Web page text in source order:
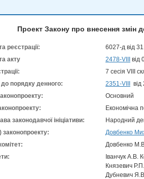
Проект Закону про внесення змін
реєстрації:
6027-д від
акту
2478-VIII
від
7 сесія VIII
порядку денного:
2351-VIII
Основний
Економічна
законодавчої ініціативи:
Народний
законопроекту:
Довбенко
Довбенко М.В.
Іванчук А.В.
Князевич
Дубневич